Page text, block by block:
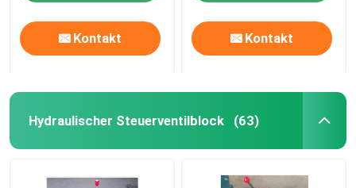
Kontakt Kontakt
Hydraulischer Steuerventilblock (63)